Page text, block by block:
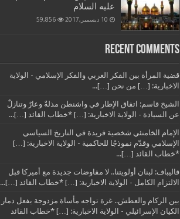
عليه السلام
10 ديسمبر,2017 59,856
Recent Comments
قضية المرأة بين الفكر الغربي والفكر الإسلامي - الولاية
الاخبارية: […] من نحن […]...
الشيخ قاسم: اتفاق الإطار في واشنطن مذلةٌ وعارٌ وتنازلٌ
عن السيادة - الولاية الاخبارية: […] *خطاب القائد […]...
الإمام الخامنئي شخصية فريدة في التاريخ السياسي
الإسلامي وقدّم نموذجًا للحاكمية - الولاية الاخبارية: […]
*خطاب القائد […]...
قاليباف: لبنان أولويتنا.. لا مفاوضات جديدة مع أميركا قبل
الالتزام الكامل - الولاية الاخبارية: […] *خطاب القائد […]...
بين الركام والعطش.. غزة تواجه مأساة مزدوجة بفعل دمار
الكيان الإسرائيلي - الولاية الاخبارية: […] *خطاب القائد